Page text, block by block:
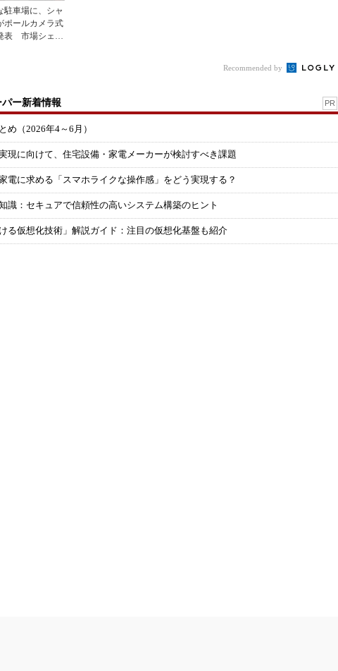
駐車場に、シャ
ポールカメラ式
表 市場シェア
Recommended by
ー新着情報 PR
め（2026年4～6月）
現に向けて、住宅設備・家電メーカーが検討すべき課題
電に求める「スマホライクな操作感」をどう実現する？
識：セキュアで信頼性の高いシステム構築のヒント
る仮想化技術」解説ガイド：注目の仮想化基盤も紹介